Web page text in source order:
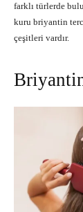
farklı türlerde
kuru briyantin
çeşitleri vardır.